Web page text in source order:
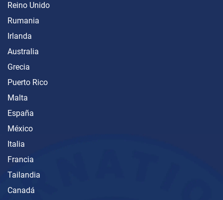
Reino Unido
Rumania
Irlanda
Australia
Grecia
Puerto Rico
Malta
España
México
Italia
Francia
Tailandia
Canadá